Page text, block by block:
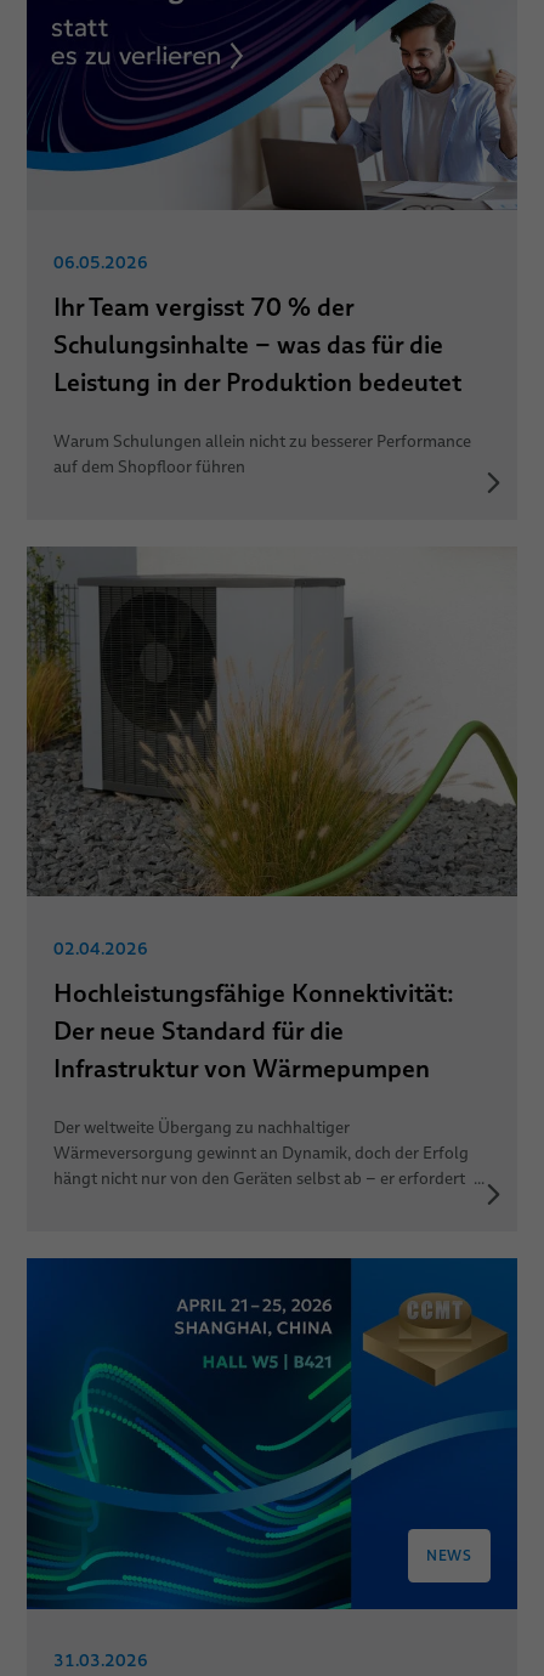
06.05.2026
Ihr Team vergisst 70 % der
Schulungsinhalte – was das für die
Leistung in der Produktion bedeutet
Warum Schulungen allein nicht zu besserer Performance
auf dem Shopfloor führen
02.04.2026
Hochleistungsfähige Konnektivität:
Der neue Standard für die
Infrastruktur von Wärmepumpen
Der weltweite Übergang zu nachhaltiger
Wärmeversorgung gewinnt an Dynamik, doch der Erfolg
hängt nicht nur von den Geräten selbst ab – er erfordert ...
NEWS
31.03.2026